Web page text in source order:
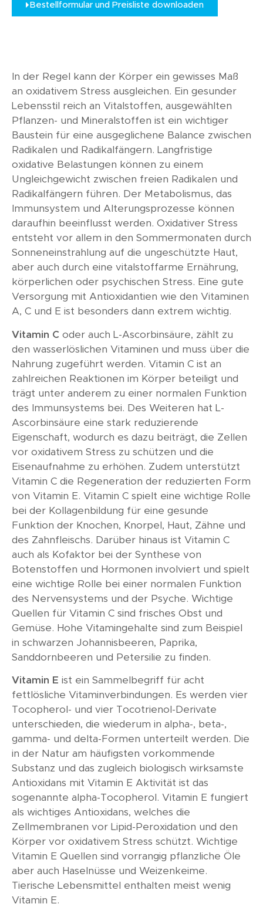
Bestellformular und Preisliste downloaden
In der Regel kann der Körper ein gewisses Maß
an oxidativem Stress ausgleichen. Ein gesunder
Lebensstil reich an Vitalstoffen, ausgewählten
Pflanzen- und Mineralstoffen ist ein wichtiger
Baustein für eine ausgeglichene Balance zwischen
Radikalen und Radikalfängern. Langfristige
oxidative Belastungen können zu einem
Ungleichgewicht zwischen freien Radikalen und
Radikalfängern führen. Der Metabolismus, das
Immunsystem und Alterungsprozesse können
daraufhin beeinflusst werden. Oxidativer Stress
entsteht vor allem in den Sommermonaten durch
Sonneneinstrahlung auf die ungeschützte Haut,
aber auch durch eine vitalstoffarme Ernährung,
körperlichen oder psychischen Stress. Eine gute
Versorgung mit Antioxidantien wie den Vitaminen
A, C und E ist besonders dann extrem wichtig.
Vitamin C oder auch L-Ascorbinsäure, zählt zu
den wasserlöslichen Vitaminen und muss über die
Nahrung zugeführt werden. Vitamin C ist an
zahlreichen Reaktionen im Körper beteiligt und
trägt unter anderem zu einer normalen Funktion
des Immunsystems bei. Des Weiteren hat L-
Ascorbinsäure eine stark reduzierende
Eigenschaft, wodurch es dazu beiträgt, die Zellen
vor oxidativem Stress zu schützen und die
Eisenaufnahme zu erhöhen. Zudem unterstützt
Vitamin C die Regeneration der reduzierten Form
von Vitamin E. Vitamin C spielt eine wichtige Rolle
bei der Kollagenbildung für eine gesunde
Funktion der Knochen, Knorpel, Haut, Zähne und
des Zahnfleischs. Darüber hinaus ist Vitamin C
auch als Kofaktor bei der Synthese von
Botenstoffen und Hormonen involviert und spielt
eine wichtige Rolle bei einer normalen Funktion
des Nervensystems und der Psyche. Wichtige
Quellen für Vitamin C sind frisches Obst und
Gemüse. Hohe Vitamingehalte sind zum Beispiel
in schwarzen Johannisbeeren, Paprika,
Sanddornbeeren und Petersilie zu finden.
Vitamin E ist ein Sammelbegriff für acht
fettlösliche Vitaminverbindungen. Es werden vier
Tocopherol- und vier Tocotrienol-Derivate
unterschieden, die wiederum in alpha-, beta-,
gamma- und delta-Formen unterteilt werden. Die
in der Natur am häufigsten vorkommende
Substanz und das zugleich biologisch wirksamste
Antioxidans mit Vitamin E Aktivität ist das
sogenannte alpha-Tocopherol. Vitamin E fungiert
als wichtiges Antioxidans, welches die
Zellmembranen vor Lipid-Peroxidation und den
Körper vor oxidativem Stress schützt. Wichtige
Vitamin E Quellen sind vorrangig pflanzliche Öle
aber auch Haselnüsse und Weizenkeime.
Tierische Lebensmittel enthalten meist wenig
Vitamin E.